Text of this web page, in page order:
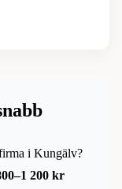
i Kungälv?
200 kr